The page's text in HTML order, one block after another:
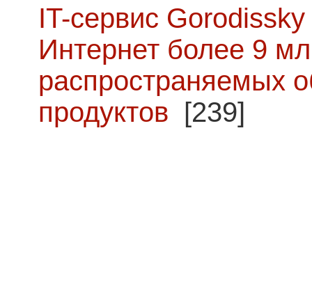
IT-сервис
Интернет более 9
распространяемых
продуктов [239]